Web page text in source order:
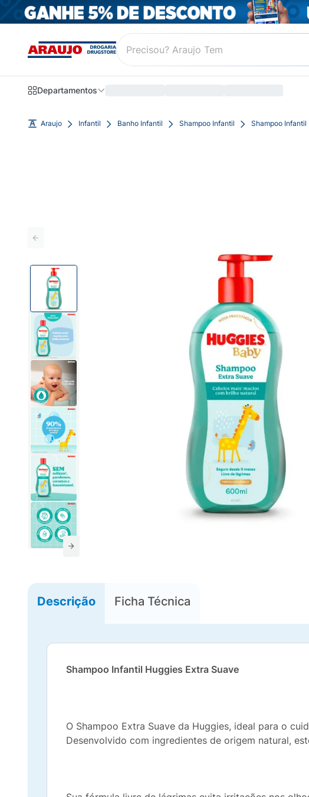
Departamentos
Araujo Infantil Banho Infantil Shampoo Infantil Shampoo Infantil
Descrição Ficha Técnica
Shampoo Infantil Huggies Extra Suave
O Shampoo Extra Suave da Huggies, ideal para o
Desenvolvido com ingredientes de origem natural,